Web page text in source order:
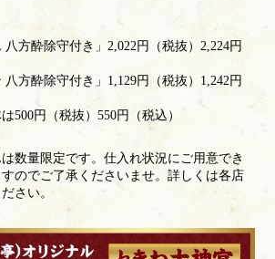
八方酔除守付き」2,022円（税抜）2,224円
八方酔除守付き」1,129円（税抜）1,242円
500円（税抜）550円（税込）
数量限定です。仕入れ状況にご用意でき
のでご了承くださいませ。詳しくは各店
さい。